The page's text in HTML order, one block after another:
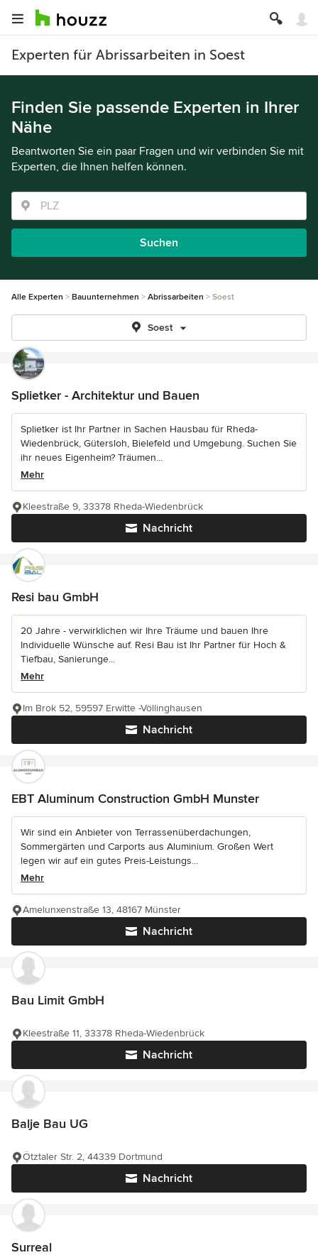
Experten für Abrissarbeiten in Soest
Finden Sie passende Experten in Ihrer
Nähe
Beantworten Sie ein paar Fragen und wir verbinden Sie mit
Experten, die Ihnen helfen können.
Suchen
Alle Experten Bauunternehmen Abrissarbeiten Soest
Soest
Splietker - Architektur und Bauen
Splietker ist Ihr Partner in Sachen Hausbau für Rheda-
Wiedenbrück, Gütersloh, Bielefeld und Umgebung. Suchen Sie
ihr neues Eigenheim? Träumen...
Mehr
Nachricht
Kleestraße 9, 33378 Rheda-Wiedenbrück
Resi bau GmbH
20 Jahre - verwirklichen wir Ihre Träume und bauen Ihre
Individuelle Wünsche auf. Resi Bau ist Ihr Partner für Hoch &
Tiefbau, Sanierunge...
Mehr
Nachricht
Im Brok 52, 59597 Erwitte -Völlinghausen
EBT Aluminum Construction GmbH Munster
Wir sind ein Anbieter von Terrassenüberdachungen,
Sommergärten und Carports aus Aluminium. Großen Wert
legen wir auf ein gutes Preis-Leistungs...
Mehr
Nachricht
Amelunxenstraße 13, 48167 Münster
Bau Limit GmbH
Nachricht
Kleestraße 11, 33378 Rheda-Wiedenbrück
Balje Bau UG
Nachricht
Ötztaler Str. 2, 44339 Dortmund
Surreal